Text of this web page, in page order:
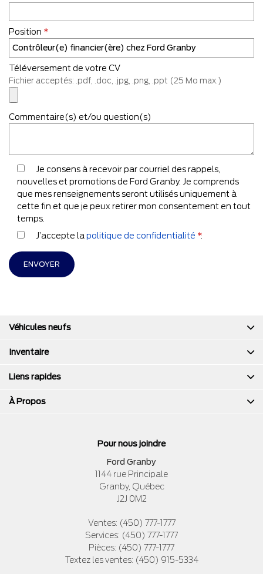
Position *
Téléversement de votre CV
Fichier acceptés: .pdf, .doc, .jpg, .png, .ppt (25 Mo max.)
Commentaire(s) et/ou question(s)
Je consens à recevoir par courriel des rappels,
nouvelles et promotions de Ford Granby. Je comprends
que mes renseignements seront utilisés uniquement à
cette fin et que je peux retirer mon consentement en tout
temps.
J’accepte la politique de confidentialité *.
Pour nous joindre
Ford Granby
1144 rue Principale
Granby, Québec
J2J 0M2
Ventes: (450) 777-1777
Services: (450) 777-1777
Pièces: (450) 777-1777
Textez les ventes: (450) 915-5334
Véhicules neufs
Inventaire
Liens rapides
À Propos